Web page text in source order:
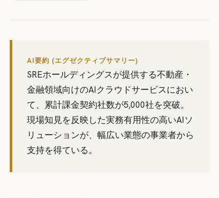
AI要約 (エグゼクティブサマリー)
SREホールディングスが提供する不動産・
金融領域向けのAIクラウドサービスにおい
て、累計課金契約社数が5,000社を突破。
現場知見を反映した実務有用性の高いAIソ
リューションが、幅広い業態の事業者から
支持を得ている。